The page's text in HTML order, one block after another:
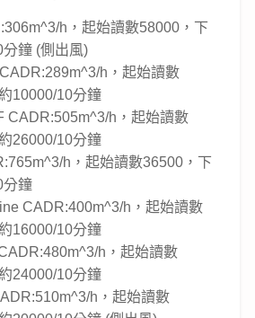
h，起始讀數58000，下
鐘 (側出風)
h，起始讀數
10000/10分鐘
CADR:505m^3/h，起始讀數
26000/10分鐘
h，起始讀數36500，下
分鐘
CADR:400m^3/h，起始讀數
16000/10分鐘
h，起始讀數
24000/10分鐘
h，起始讀數